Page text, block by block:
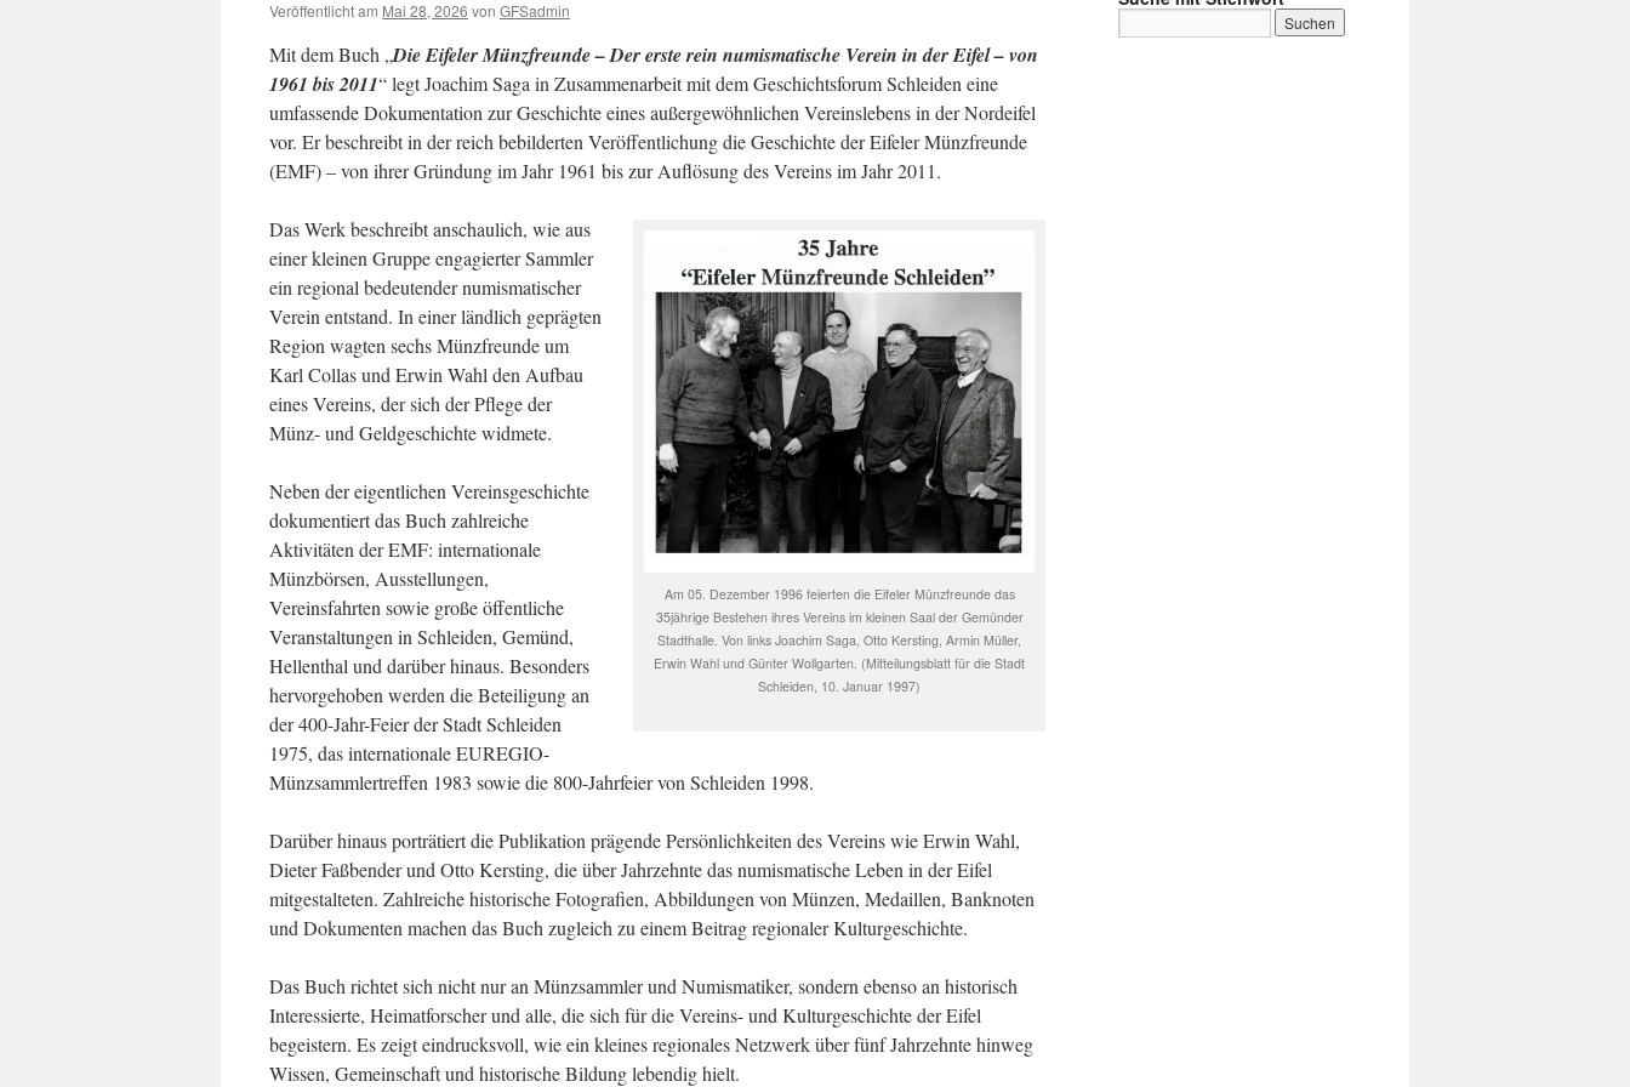
Veröffentlicht am Mai 28, 2026 von GFSadmin
Mit dem Buch „Die Eifeler Münzfreunde – Der erste rein numismatische Verein in der Eifel – von
1961 bis 2011“ legt Joachim Saga in Zusammenarbeit mit dem Geschichtsforum Schleiden eine
umfassende Dokumentation zur Geschichte eines außergewöhnlichen Vereinslebens in der Nordeifel
vor. Er beschreibt in der reich bebilderten Veröffentlichung die Geschichte der Eifeler Münzfreunde
(EMF) – von ihrer Gründung im Jahr 1961 bis zur Auflösung des Vereins im Jahr 2011.
Am 05. Dezember 1996 feierten die Eifeler Münzfreunde das
35jährige Bestehen ihres Vereins im kleinen Saal der Gemünder
Stadthalle. Von links Joachim Saga, Otto Kersting, Armin Müller,
Erwin Wahl und Günter Wollgarten. (Mitteilungsblatt für die Stadt
Schleiden, 10. Januar 1997)
Das Werk beschreibt anschaulich, wie aus
einer kleinen Gruppe engagierter Sammler
ein regional bedeutender numismatischer
Verein entstand. In einer ländlich geprägten
Region wagten sechs Münzfreunde um
Karl Collas und Erwin Wahl den Aufbau
eines Vereins, der sich der Pflege der
Münz- und Geldgeschichte widmete.
Neben der eigentlichen Vereinsgeschichte
dokumentiert das Buch zahlreiche
Aktivitäten der EMF: internationale
Münzbörsen, Ausstellungen,
Vereinsfahrten sowie große öffentliche
Veranstaltungen in Schleiden, Gemünd,
Hellenthal und darüber hinaus. Besonders
hervorgehoben werden die Beteiligung an
der 400-Jahr-Feier der Stadt Schleiden
1975, das internationale EUREGIO-
Münzsammlertreffen 1983 sowie die 800-Jahrfeier von Schleiden 1998.
Darüber hinaus porträtiert die Publikation prägende Persönlichkeiten des Vereins wie Erwin Wahl,
Dieter Faßbender und Otto Kersting, die über Jahrzehnte das numismatische Leben in der Eifel
mitgestalteten. Zahlreiche historische Fotografien, Abbildungen von Münzen, Medaillen, Banknoten
und Dokumenten machen das Buch zugleich zu einem Beitrag regionaler Kulturgeschichte.
Das Buch richtet sich nicht nur an Münzsammler und Numismatiker, sondern ebenso an historisch
Interessierte, Heimatforscher und alle, die sich für die Vereins- und Kulturgeschichte der Eifel
begeistern. Es zeigt eindrucksvoll, wie ein kleines regionales Netzwerk über fünf Jahrzehnte hinweg
Wissen, Gemeinschaft und historische Bildung lebendig hielt.